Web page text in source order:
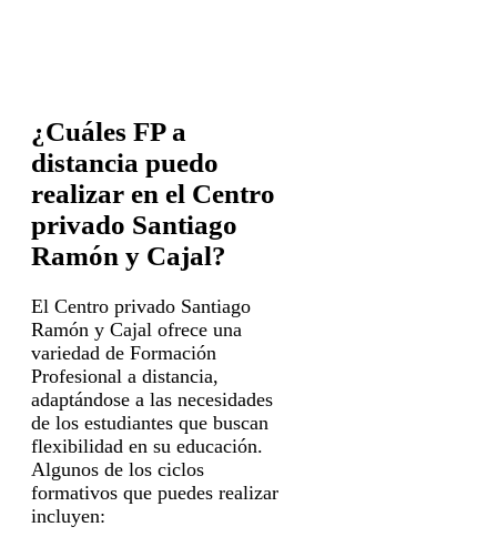
¿Cuáles FP a
distancia puedo
realizar en el Centro
privado Santiago
Ramón y Cajal?
El Centro privado Santiago
Ramón y Cajal ofrece una
variedad de Formación
Profesional a distancia,
adaptándose a las necesidades
de los estudiantes que buscan
flexibilidad en su educación.
Algunos de los ciclos
formativos que puedes realizar
incluyen: